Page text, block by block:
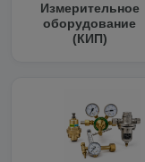
Измерительное
оборудование
(КИП)